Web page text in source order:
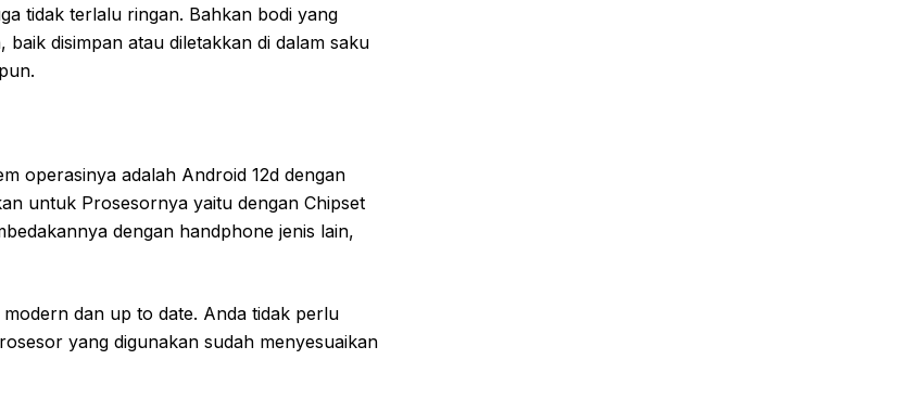
tidak terlalu ringan. Bahkan bodi yang
disimpan atau diletakkan di dalam saku
operasinya adalah Android 12d dengan
untuk Prosesornya yaitu dengan Chipset
dengan handphone jenis lain,
dan up to date. Anda tidak perlu
yang digunakan sudah menyesuaikan